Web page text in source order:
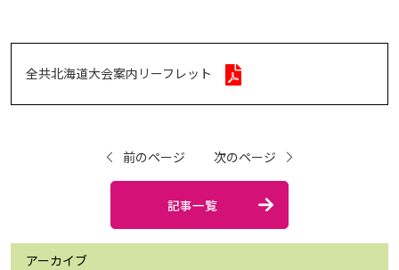
全共北海道大会案内リーフレット
前のページ
記事一覧
次のページ
アーカイブ